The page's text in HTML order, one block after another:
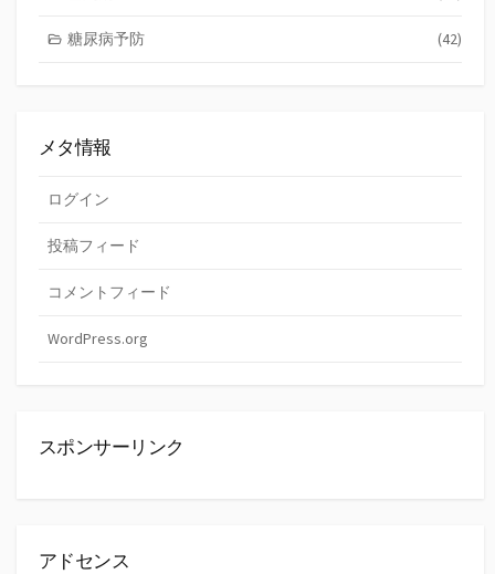
糖尿病予防 (42)
メタ情報
ログイン
投稿フィード
コメントフィード
WordPress.org
スポンサーリンク
アドセンス